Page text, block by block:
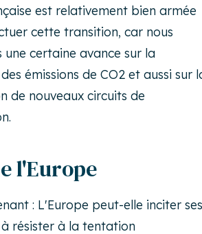
est relativement bien armée
cette transition, car nous
une certaine avance sur la
émissions de CO2 et aussi sur
de nouveaux circuits de
l'Europe
: L'Europe peut-elle inciter ses
résister à la tentation